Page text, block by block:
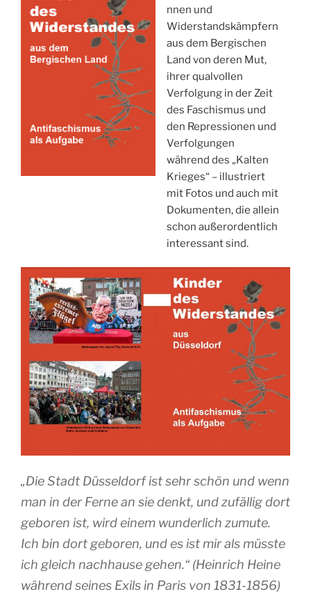
nnen und
Widerstandskämpfern
aus dem Bergischen
Land von deren Mut,
ihrer qualvollen
Verfolgung in der Zeit
des Faschismus und
den Repressionen und
Verfolgungen
während des „Kalten
Krieges“ – illustriert
mit Fotos und auch mit
Dokumenten, die allein
schon außerordentlich
interessant sind.
„Die Stadt Düsseldorf ist sehr schön und wenn
man in der Ferne an sie denkt, und zufällig dort
geboren ist, wird einem wunderlich zumute.
Ich bin dort geboren, und es ist mir als müsste
ich gleich nachhause gehen.“ (Heinrich Heine
während seines Exils in Paris von 1831-1856)